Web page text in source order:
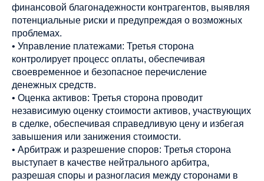
финансовой благонадежности контрагентов, выявляя
потенциальные риски и предупреждая о возможных
проблемах.
• Управление платежами: Третья сторона
контролирует процесс оплаты, обеспечивая
своевременное и безопасное перечисление
денежных средств.
• Оценка активов: Третья сторона проводит
независимую оценку стоимости активов, участвующих
в сделке, обеспечивая справедливую цену и избегая
завышения или занижения стоимости.
• Арбитраж и разрешение споров: Третья сторона
выступает в качестве нейтрального арбитра,
разрешая споры и разногласия между сторонами в